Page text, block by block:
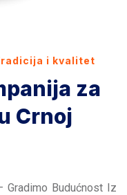
i kvalitet
za
Crnoj
Gradimo Budućnost Iz